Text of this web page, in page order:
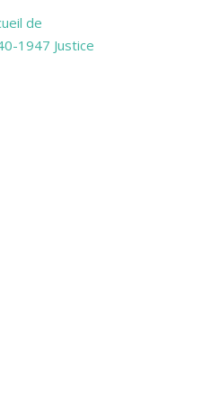
de
1947 Justice